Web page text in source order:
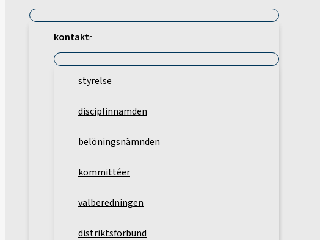
kontakt
styrelse
disciplinnämden
belöningsnämnden
kommittéer
valberedningen
distriktsförbund